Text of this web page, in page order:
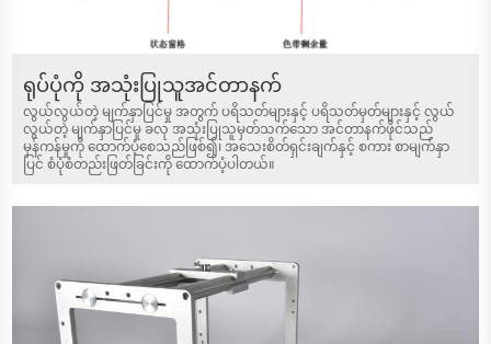
ရုပ်ပုံကို အသုံးပြုသူအင်တာနက်
လွယ်လွယ်တဲ့ မျက်နှာပြင်မှု အတွက် ပရိသတ်များနှင့် ပရိသတ်မှတ်များနှင့် လွယ်
လွယ်တဲ့ မျက်နှာပြင်မှု ခလု အသုံးပြုသူမှတ်သက်သော အင်တာနက်ဖိုင်သည်
မှန်ကန်မှုကို ထောက်ပံ့စေသည်ဖြစ်၍၊ အသေးစိတ်ရှင်းချက်နှင့် စကား စာမျက်နှာ
ပြင် စံပုံစံတည်းဖြတ်ခြင်းကို ထောက်ပံ့ပါတယ်။